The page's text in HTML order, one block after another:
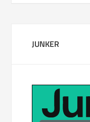
JUNKER